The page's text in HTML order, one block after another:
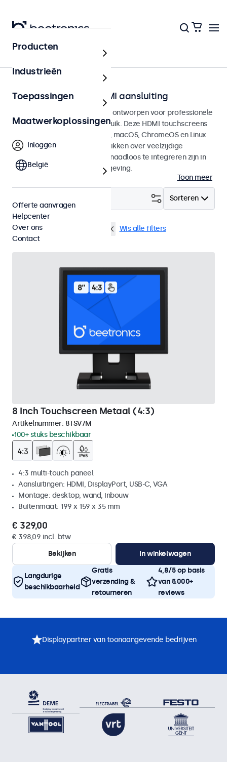
Home
Touchscreens met HDMI aansluiting
HDMI Touchscreen monitoren ontworpen voor professionele
toepassingen en continu gebruik. Deze HDMI touchscreens
zijn compatible met Windows, macOS, ChromeOS en Linux
besturingssystemen en beschikken over veelzijdige
montageopties, waarmee ze naadloos te integreren zijn in
elke applicatie en iedere omgeving.
Toon meer
Sorteren
HDMI 8 inch touchscreens Wis alle filters
8 Inch Touchscreen Metaal (4:3)
Artikelnummer: 8TSV7M
100+ stuks beschikbaar
4:3 multi-touch paneel
Aansluitingen: HDMI, DisplayPort, USB-C, VGA
Montage: desktop, wand, inbouw
Buitenmaat: 199 x 159 x 35 mm
€ 329,00
€ 398,09 incl. btw
Bekijken
In winkelwagen
Langdurige
beschikbaarheid
Gratis
verzending &
retourneren
4,8/5 op basis
van 5.000+
reviews
Producten
Industrieën
Toepassingen
Maatwerkoplossingen
Inloggen
België
Offerte aanvragen
Helpcenter
Over ons
Contact
Displaypartner van toonaangevende bedrijven